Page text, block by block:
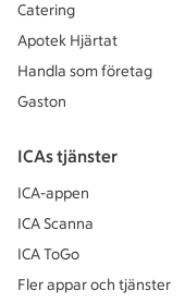
Catering
Apotek Hjärtat
Handla som företag
Gaston
ICAs tjänster
ICA-appen
ICA Scanna
ICA ToGo
Fler appar och tjänster